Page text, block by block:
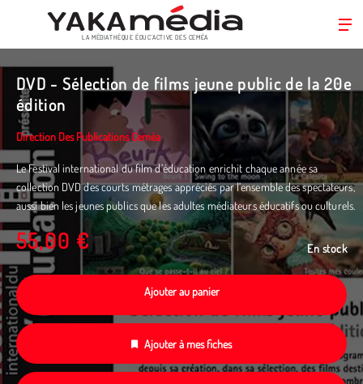
contenu
principal
LA MÉDIATHÈQUE ÉDUC’ACTIVE DES CEMÉA
DVD - Sélection de films jeune public de la 20e
édition
Direction Des Publications Ceméa
Le Festival international du film d’éducation enrichit chaque année sa
collection DVD des courts métrages appréciés par l’ensemble des spectateurs,
aussi bien les jeunes publics que les adultes médiateurs éducatifs ou culturels.
55,00 € En stock
Ajouter au panier
Ajouter à mes fiches